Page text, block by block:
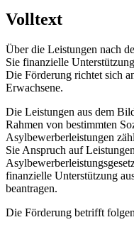
Volltext
Über die Leistungen nach
Sie finanzielle
Die Förderung richtet sich
Erwachsene.
Die Leistungen aus dem
Rahmen von bestimmten
Asylbewerberleistungen
Sie Anspruch auf
finanzielle Unterstützung
beantragen.
Die Förderung betrifft